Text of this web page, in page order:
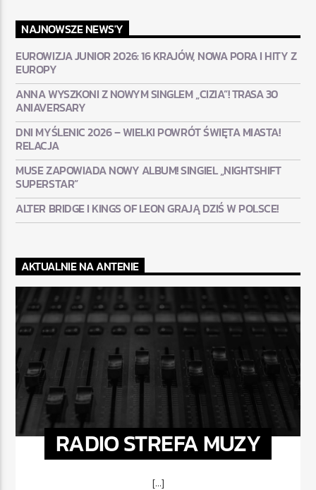
NAJNOWSZE NEWS'Y
EUROWIZJA JUNIOR 2026: 16 KRAJÓW, NOWA PORA I HITY Z
EUROPY
ANNA WYSZKONI Z NOWYM SINGLEM „CIZIA”! TRASA 30
ANIAVERSARY
DNI MYŚLENIC 2026 – WIELKI POWRÓT ŚWIĘTA MIASTA!
RELACJA
MUSE ZAPOWIADA NOWY ALBUM! SINGIEL „NIGHTSHIFT
SUPERSTAR”
ALTER BRIDGE I KINGS OF LEON GRAJĄ DZIŚ W POLSCE!
AKTUALNIE NA ANTENIE
RADIO STREFA MUZY
[...]